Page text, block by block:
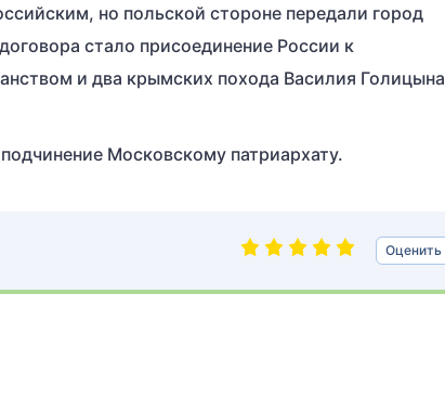
но польской стороне передали город
стало присоединение России к
и два крымских похода Василия Голицына
Московскому патриархату.
Оценить